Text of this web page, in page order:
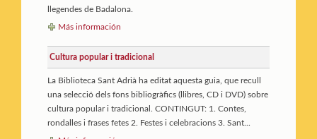
llegendes de Badalona.
Más información
Cultura popular i tradicional
La Biblioteca Sant Adrià ha editat aquesta guia, que recull
una selecció dels fons bibliogràfics (llibres, CD i DVD) sobre
cultura popular i tradicional. CONTINGUT: 1. Contes,
rondalles i frases fetes 2. Festes i celebracions 3. Sant...